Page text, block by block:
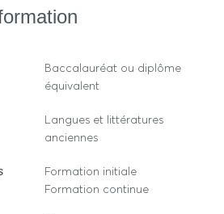
Baccalauréat ou diplôme
équivalent
Langues et littératures
anciennes
Formation initiale
Formation continue